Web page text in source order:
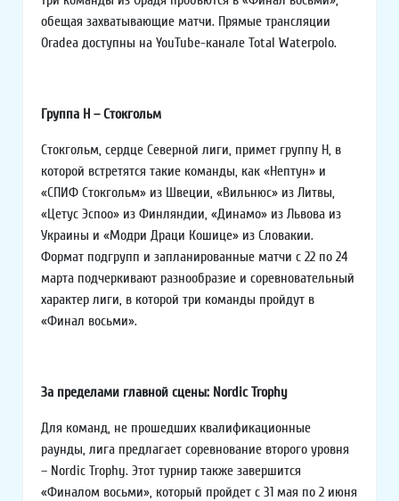
обещая захватывающие матчи. Прямые трансляции
Oradea доступны на YouTube-канале Total Waterpolo.
Группа H – Стокгольм
Стокгольм, сердце Северной лиги, примет группу H, в
которой встретятся такие команды, как «Нептун» и
«СПИФ Стокгольм» из Швеции, «Вильнюс» из Литвы,
«Цетус Эспоо» из Финляндии, «Динамо» из Львова из
Украины и «Модри Драци Кошице» из Словакии.
Формат подгрупп и запланированные матчи с 22 по 24
марта подчеркивают разнообразие и соревновательный
характер лиги, в которой три команды пройдут в
«Финал восьми».
За пределами главной сцены: Nordic Trophy
Для команд, не прошедших квалификационные
раунды, лига предлагает соревнование второго уровня
– Nordic Trophy. Этот турнир также завершится
«Финалом восьми», который пройдет с 31 мая по 2 июня